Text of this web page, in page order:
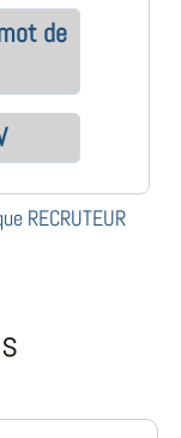
de
RECRUTEUR